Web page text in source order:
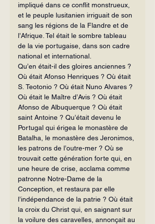
impliqué dans ce conflit monstrueux,
et le peuple lusitanien irriguait de son
sang les régions de la Flandre et de
l’Afrique. Tel était le sombre tableau
de la vie portugaise, dans son cadre
national et international.
Qu’en était-il des gloires anciennes ?
Où était Afonso Henriques ? Où était
S. Teotonio ? Où était Nuno Alvares ?
Où était le Maître d’Avis ? Où était
Afonso de Albuquerque ? Où était
saint Antoine ? Qu’était devenu le
Portugal qui érigea le monastère de
Batalha, le monastère des Jeronimos,
les patrons de l’outre-mer ? Où se
trouvait cette génération forte qui, en
une heure de crise, acclama comme
patronne Notre-Dame de la
Conception, et restaura par elle
l’indépendance de la patrie ? Où était
la croix du Christ qui, en saignant sur
la voilure des caravelles, annonçait au